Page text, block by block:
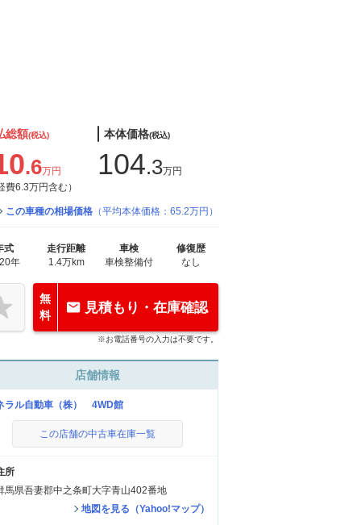
総額(税込)
.6万円
費6.3万円含む）
本体価格(税込)
104.3万円
この車種の相場価格 （平均本体価格：65.2万円）
式
年
走行距離
1.4万km
車検
車検整備付
修復歴
なし
無
料
見積もり・在庫確認
※お電話番号の入力は不要です。
店舗情報
ラル自動車（株） 4WD館
この店舗の中古車在庫一覧
所
馬県吾妻郡中之条町大字青山402番地
地図を見る（Yahoo!マップ）